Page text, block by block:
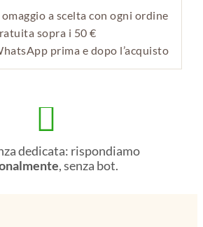
a scelta con ogni ordine
sopra i 50 €
prima e dopo l’acquisto

dedicata: rispondiamo
, senza bot.